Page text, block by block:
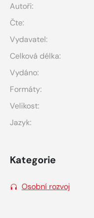
Autoři:
Čte:
Vydavatel:
Celková délka:
Vydáno:
Formáty:
Velikost:
Jazyk:
Kategorie
Osobní rozvoj